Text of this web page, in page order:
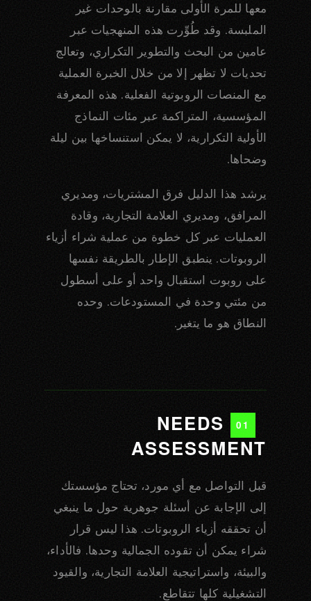
معها للمرة الأولى مقارنة بالوحدات غير
الملبسة. وقد طُوِّرت هذه المنهجيات عبر
عامين من البحث والتطوير التكراري، وتعالج
تحديات لا تظهر إلا من خلال الخبرة العملية
مع المنصات الروبوتية الفعلية. هذه المعرفة
المؤسسية، المتراكمة عبر مئات النماذج
الأولية التكرارية، لا يمكن استنساخها بين ليلة
وضحاها.
يرشد هذا الدليل فرق المشتريات، ومديري
المرافق، ومديري العلامة التجارية، وقادة
العمليات عبر كل خطوة من عملية شراء أزياء
الروبوتات. ينطبق الإطار بالطريقة نفسها
على روبوت استقبال واحد أو على أسطول
من مئتي وحدة في المستودعات. وحده
النطاق هو ما يتغير.
01
NEEDS
ASSESSMENT
قبل التواصل مع أي مورد، تحتاج مؤسستك
إلى الإجابة عن أسئلة جوهرية حول ما ينبغي
أن تحققه أزياء الروبوتات. هذا ليس قرار
شراء يمكن أن تقوده الجمالية وحدها. فالأداء،
والبيئة، واستراتيجية العلامة التجارية، والقيود
التشغيلية كلها تتقاطع.